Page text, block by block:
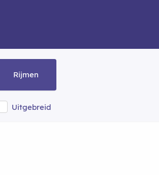
Rijmen
Uitgebreid